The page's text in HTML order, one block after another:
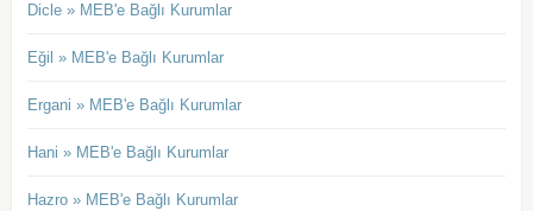
Dicle » MEB'e Bağlı Kurumlar
Eğil » MEB'e Bağlı Kurumlar
Ergani » MEB'e Bağlı Kurumlar
Hani » MEB'e Bağlı Kurumlar
Hazro » MEB'e Bağlı Kurumlar